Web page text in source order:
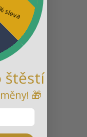
sleva
štěstí
🎁